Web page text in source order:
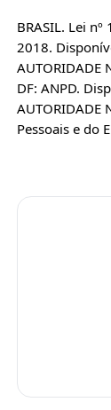
BRASIL. Lei
2018.
AUTORIDADE
DF: ANPD.
AUTORIDADE
Pessoais e do